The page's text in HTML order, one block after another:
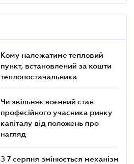
Кому належатиме тепловий
пункт, встановлений за кошти
теплопостачальника
Чи звільняє воєнний стан
професійного учасника ринку
капіталу від положень про
нагляд
З 7 серпня змінюється механізм